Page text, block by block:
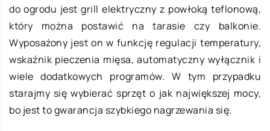
do ogrodu jest grill elektryczny z powłoką teflonową,
który można postawić na tarasie czy balkonie.
Wyposażony jest on w funkcję regulacji temperatury,
wskaźnik pieczenia mięsa, automatyczny wyłącznik i
wiele dodatkowych programów. W tym przypadku
starajmy się wybierać sprzęt o jak największej mocy,
bo jest to gwarancja szybkiego nagrzewania się.